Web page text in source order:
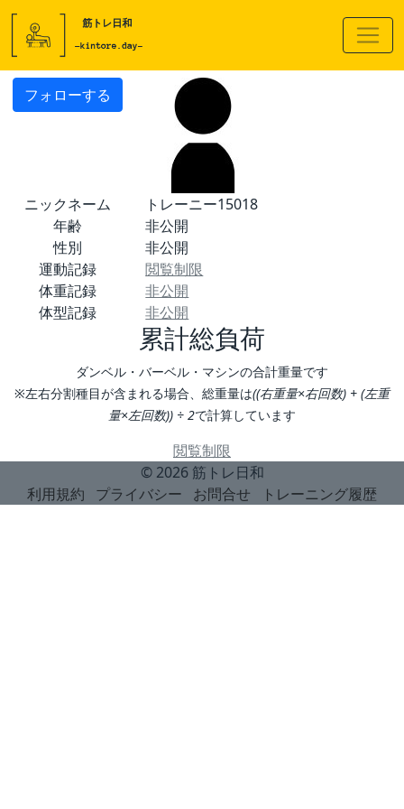
フォローする
ニックネーム
トレーニー15018
年齢
非公開
性別
非公開
運動記録
閲覧制限
体重記録
非公開
体型記録
非公開
累計総負荷
ダンベル・バーベル・マシンの合計重量です
※左右分割種目が含まれる場合、総重量は((右重量×右回数) + (左重
量×左回数)) ÷ 2で計算しています
閲覧制限
© 2026 筋トレ日和
利用規約
プライバシー お問合せ トレーニング履歴